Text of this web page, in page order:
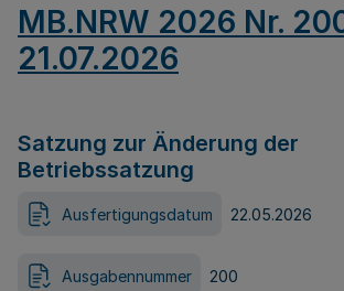
MB.NRW 2026 Nr.
21.07.2026
Satzung zur Änderung der
Betriebssatzung
Ausfertigungsdatum 22.05.2026
Ausgabennummer 200